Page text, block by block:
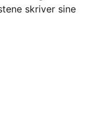
skriver sine